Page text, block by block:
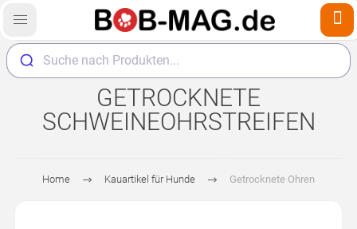
Suche nach Produkten...
GETROCKNETE
SCHWEINEOHRSTREIFEN
Home Kauartikel für Hunde Getrocknete Ohren